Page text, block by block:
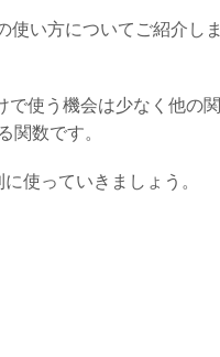
使い方についてご紹介しま
で使う機会は少なく他の関
関数です。
使っていきましょう。